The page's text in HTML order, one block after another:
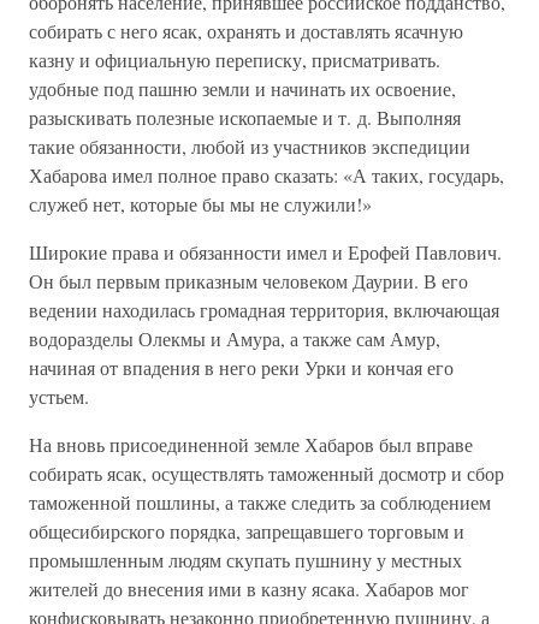
собирать с него ясак, охранять и доставлять ясачную
казну и официальную переписку, присматривать.
удобные под пашню земли и начинать их освоение,
разыскивать полезные ископаемые и т. д. Выполняя
такие обязанности, любой из участников экспедиции
Хабарова имел полное право сказать: «А таких, государь,
служеб нет, которые бы мы не служили!»
Широкие права и обязанности имел и Ерофей Павлович.
Он был первым приказным человеком Даурии. В его
ведении находилась громадная территория, включающая
водоразделы Олекмы и Амура, а также сам Амур,
начиная от впадения в него реки Урки и кончая его
устьем.
На вновь присоединенной земле Хабаров был вправе
собирать ясак, осуществлять таможенный досмотр и сбор
таможенной пошлины, а также следить за соблюдением
общесибирского порядка, запрещавшего торговым и
промышленным людям скупать пушнину у местных
жителей до внесения ими в казну ясака. Хабаров мог
конфисковывать незаконно приобретенную пушнину, а